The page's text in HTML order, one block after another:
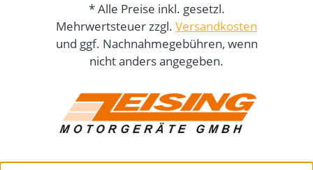
* Alle Preise inkl. gesetzl.
Mehrwertsteuer zzgl. Versandkosten
und ggf. Nachnahmegebühren, wenn
nicht anders angegeben.